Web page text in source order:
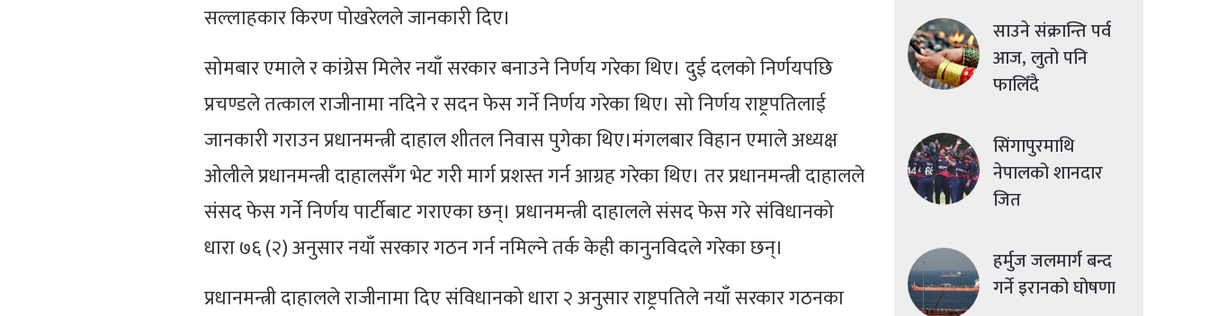
सल्लाहकार किरण पोखरेलले जानकारी दिए।
सोमबार एमाले र कांग्रेस मिलेर नयाँ सरकार बनाउने निर्णय गरेका थिए। दुई दलको निर्णयपछि
प्रचण्डले तत्काल राजीनामा नदिने र सदन फेस गर्ने निर्णय गरेका थिए। सो निर्णय राष्ट्रपतिलाई
जानकारी गराउन प्रधानमन्त्री दाहाल शीतल निवास पुगेका थिए।मंगलबार विहान एमाले अध्यक्ष
ओलीले प्रधानमन्त्री दाहालसँग भेट गरी मार्ग प्रशस्त गर्न आग्रह गरेका थिए। तर प्रधानमन्त्री दाहालले
संसद फेस गर्ने निर्णय पार्टीबाट गराएका छन्। प्रधानमन्त्री दाहालले संसद फेस गरे संविधानको
धारा ७६ (२) अनुसार नयाँ सरकार गठन गर्न नमिल्ने तर्क केही कानुनविदले गरेका छन्।
प्रधानमन्त्री दाहालले राजीनामा दिए संविधानको धारा २ अनुसार राष्ट्रपतिले नयाँ सरकार गठनका
साउने संक्रान्ति पर्व
आज, लुतो पनि
फालिँदै
सिंगापुरमाथि
नेपालको शानदार
जित
हर्मुज जलमार्ग बन्द
गर्ने इरानको घोषणा